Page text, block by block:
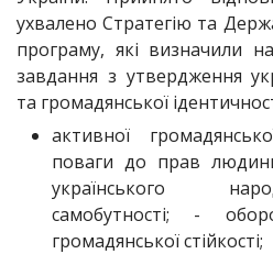
ухвалено Стратегію та
програму, які визначили
завдання з утвердження
та громадянської
активної
поваги до прав
українського
самобутності; -
громадянської стійкості;